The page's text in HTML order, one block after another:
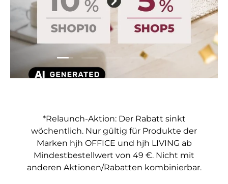
Folie laden 1 von 5
Folie laden 2 von 5
Folie laden 3 von 5
Folie laden 4 von 5
Folie laden 5
*Relaunch-Aktion: Der Rabatt sinkt
wöchentlich. Nur gültig für Produkte der
Marken hjh OFFICE und hjh LIVING ab
Mindestbestellwert von 49 €. Nicht mit
anderen Aktionen/Rabatten kombinierbar.